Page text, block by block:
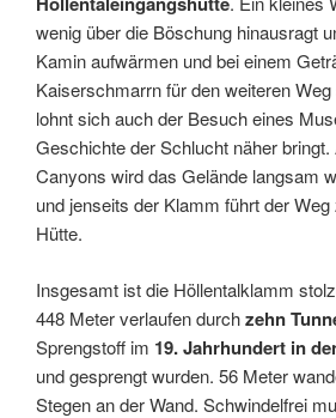
wenig über die Böschung hinausragt
Kamin aufwärmen und bei einem
Kaiserschmarrn für den weiteren
lohnt sich auch der Besuch eines
Geschichte der Schlucht näher
Canyons wird das Gelände langsam
und jenseits der Klamm führt der
Hütte.
Insgesamt ist die Höllentalklamm
448 Meter verlaufen durchzehn
Sprengstoff im 19. Jahrhundert in
und gesprengt wurden. 56 Meter
Stegen an der Wand. Schwindelfrei